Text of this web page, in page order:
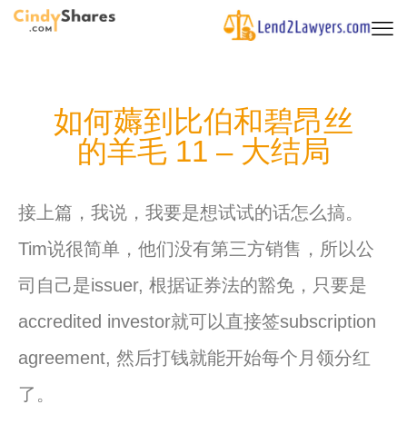
如何薅到比伯和碧昂丝
的羊毛 11 – 大结局
接上篇，我说，我要是想试试的话怎么搞。
Tim说很简单， 他们没有第三方销售，所以公
司自己是issuer, 根据证券法的豁免，只要是
accredited investor就可以直接签subscription
agreement, 然后打钱就能开始每个月领分红
了。